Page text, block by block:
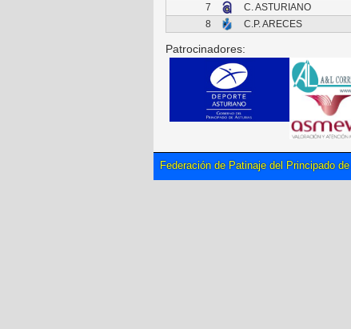
7
C. ASTURIANO
8
C.P. ARECES
Patrocinadores:
Federación de Patinaje del Principado